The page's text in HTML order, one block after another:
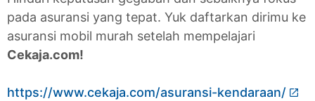
pada asuransi yang tepat. Yuk daftarkan dirimu ke
asuransi mobil murah setelah mempelajari
Cekaja.com!
https://www.cekaja.com/asuransi-kendaraan/